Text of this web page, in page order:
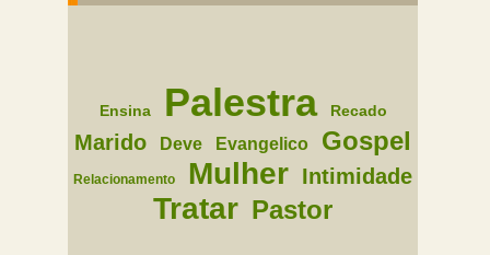
Ensina Palestra Recado
Marido Deve Evangelico Gospel
Relacionamento Mulher Intimidade
Tratar Pastor